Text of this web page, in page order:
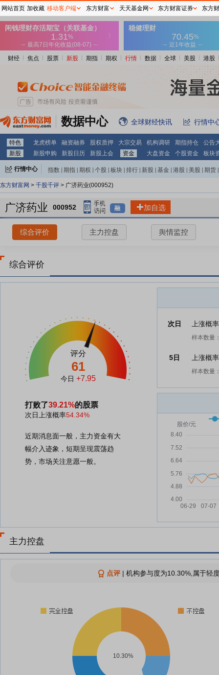
财经 焦点 股票 新股 期指 期权 行情 数据 全球 美股 港股
数据中心 全球财经快讯 行情中
特色 龙虎榜单 融资融券 股权质押 大宗交易 机构调研 期指持仓
公告
新股
新股申购 新股日历 新股上会 资金 大盘资金 个股资金 板块
行情中心 指数 期指 期权 个股 板块 排行 新股 基金 港股 美股 期货
东方财富网 > 千股千评 > 广济药业(000952)
广济药业 000952 融 加自选
综合评价 主力控盘 舆情监控
综合评价
评分
61
今日 +7.95
打败了39.21%的股票
次日上涨概率54.34%
近期消息面一般，主力资金有大
幅介入迹象，短期呈现震荡趋
势，市场关注意愿一般。
次日 上涨概
样本数量
5日 上涨概
样本数量
主力控盘
点评| 机构参与度为10.30%,属于轻
10.30%
网站首页 加收藏 移动客户端 东方财富 天天基金网 东方财富证券 东方